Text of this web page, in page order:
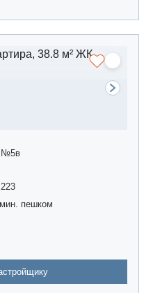
№5в
пешком